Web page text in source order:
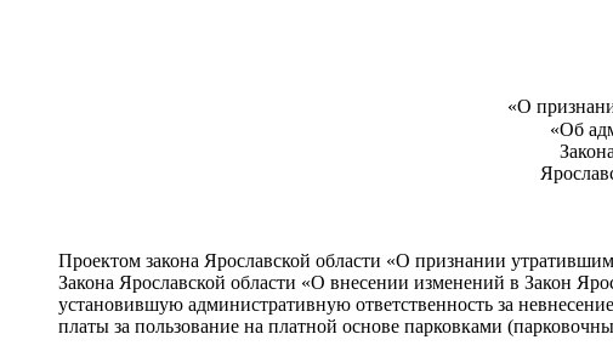
«О
«Об
Проектом закона Ярославской области «О признании
Закона Ярославской области «О внесении изменений в Закон
установившую административную ответственность за
платы за пользование на платной основе парковками